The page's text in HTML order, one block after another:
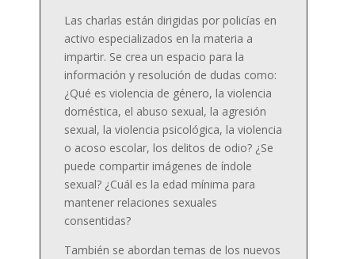
Las charlas están dirigidas por policías en
activo especializados en la materia a
impartir. Se crea un espacio para la
información y resolución de dudas como:
¿Qué es violencia de género, la violencia
doméstica, el abuso sexual, la agresión
sexual, la violencia psicológica, la violencia
o acoso escolar, los delitos de odio? ¿Se
puede compartir imágenes de índole
sexual? ¿Cuál es la edad mínima para
mantener relaciones sexuales
consentidas?
También se abordan temas de los nuevos